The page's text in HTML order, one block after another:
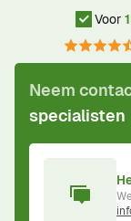
Voor
Neem
specialisten